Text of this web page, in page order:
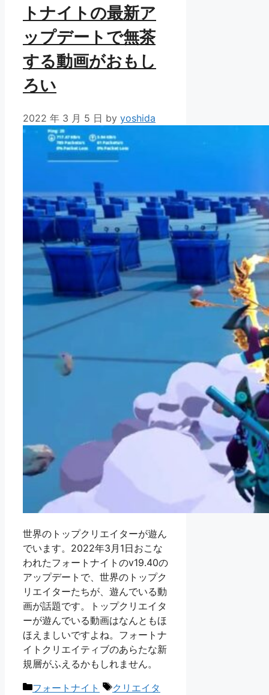
トナイトの最新ア
ップデートで無茶
する動画がおもし
ろい
2022 年 3 月 5 日 by yoshida
世界のトップクリエイターが遊ん
でいます。2022年3月1日おこな
われたフォートナイトのv19.40の
アップデートで、世界のトップク
リエイターたちが、遊んでいる動
画が話題です。トップクリエイタ
ーが遊んでいる動画はなんともほ
ほえましいですよね。フォートナ
イトクリエイティブのあらたな新
規層がふえるかもしれません。
カ
フォートナイト
タ
クリエイタ